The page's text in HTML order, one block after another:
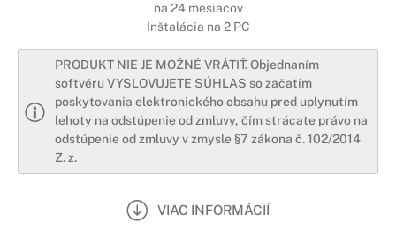
na 24 mesiacov
Inštalácia na 2 PC
PRODUKT NIE JE MOŽNÉ VRÁTIŤ. Objednaním
softvéru VYSLOVUJETE SÚHLAS so začatím
poskytovania elektronického obsahu pred uplynutím
lehoty na odstúpenie od zmluvy, čím strácate právo na
odstúpenie od zmluvy v zmysle §7 zákona č. 102/2014
Z. z.
VIAC INFORMÁCIÍ